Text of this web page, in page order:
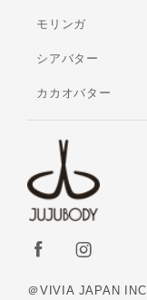
＠VIVIA JAPAN INC.
モリンガ
シアバター
カカオバター